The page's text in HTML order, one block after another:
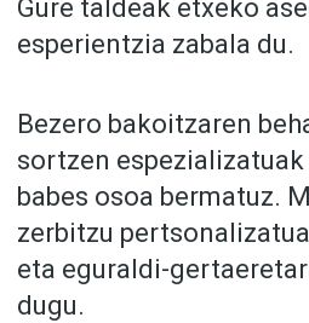
Gure taldeak etxeko
esperientzia zabala du.
Bezero bakoitzaren
sortzen
babes osoa bermatuz.
zerbitzu
eta eguraldi-
dugu.